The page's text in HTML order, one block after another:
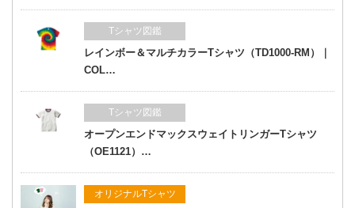
Tシャツ図鑑
レインボー＆マルチカラーTシャツ（TD1000-RM）｜
COL…
Tシャツ図鑑
オープンエンドマックスウェイトリンガーTシャツ
（OE1121）…
オリジナルTシャツ